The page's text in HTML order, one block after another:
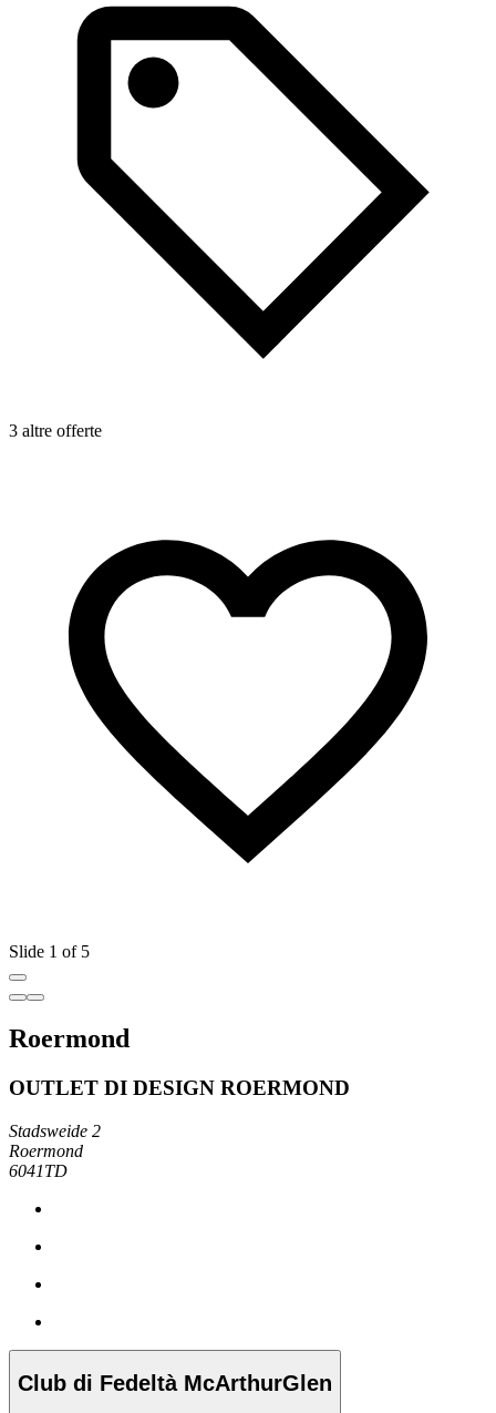
3 altre offerte
Slide 1 of 5
Roermond
OUTLET DI DESIGN ROERMOND
Stadsweide 2
Roermond
6041TD
Club di Fedeltà McArthurGlen